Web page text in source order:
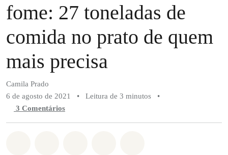
fome: 27 toneladas de
comida no prato de quem
mais precisa
Camila Prado
6 de agosto de 2021
• Leitura de 3 minutos
•
3 Comentários